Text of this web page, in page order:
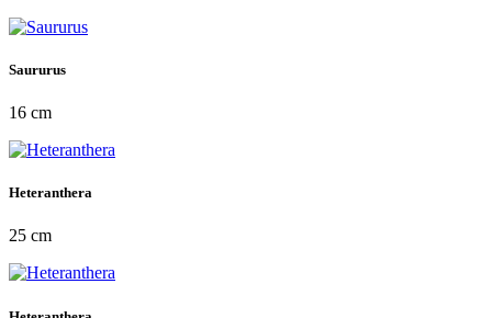
Saururus
16 cm
Heteranthera
25 cm